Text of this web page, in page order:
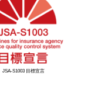
JSA-S1003 目標宣言